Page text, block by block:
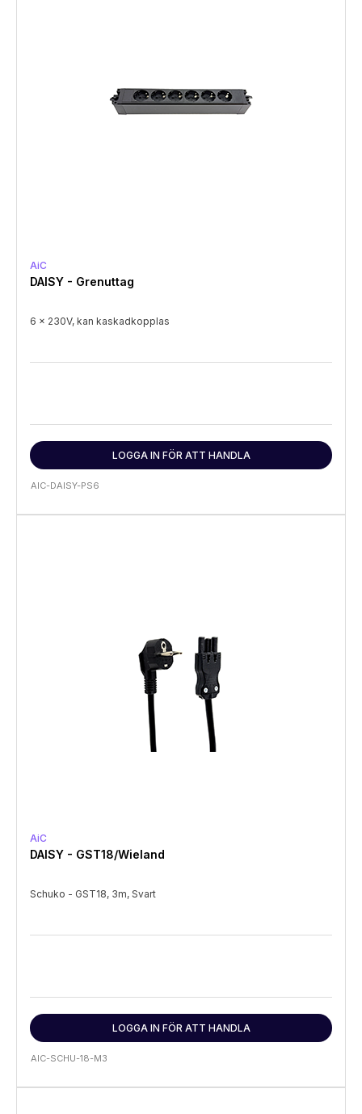
AiC
DAISY - Grenuttag
6 x 230V, kan kaskadkopplas
LOGGA IN FÖR ATT HANDLA
AIC-DAISY-PS6
AiC
DAISY - GST18/Wieland
Schuko - GST18, 3m, Svart
LOGGA IN FÖR ATT HANDLA
AIC-SCHU-18-M3